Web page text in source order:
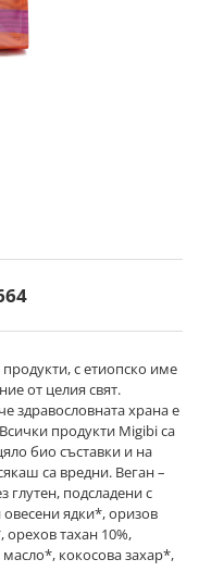
с етиопско име
от целия свят.
здравословната храна е
продукти Migibi са
био съставки и на
са вредни. Веган –
подсладени с
овесени ядки*, оризов
тахан 10%,
кокосова захар*,